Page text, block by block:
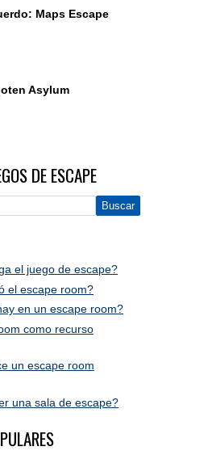
Maps Escape
Asylum
DE ESCAPE
el juego de escape?
el escape room?
en un escape room?
como recurso
un escape room
una sala de escape?